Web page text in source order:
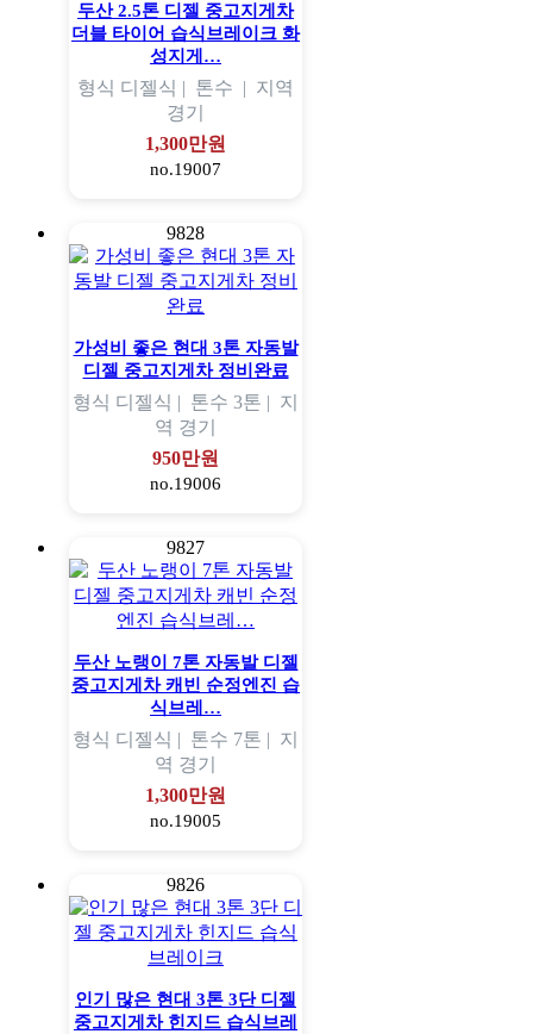
두산 2.5톤 디젤 중고지게차
더블 타이어 습식브레이크 화
성지게…
형식 디젤식 | 톤수 | 지역
경기
1,300만원
no.19007
9828
가성비 좋은 현대 3톤 자동발
디젤 중고지게차 정비완료
형식 디젤식 | 톤수 3톤 | 지
역 경기
950만원
no.19006
9827
두산 노랭이 7톤 자동발 디젤
중고지게차 캐빈 순정엔진 습
식브레…
형식 디젤식 | 톤수 7톤 | 지
역 경기
1,300만원
no.19005
9826
인기 많은 현대 3톤 3단 디젤
중고지게차 힌지드 습식브레